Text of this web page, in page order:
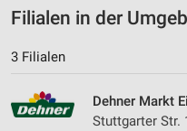
Filialen in der
3 Filialen
Dehner Markt
Stuttgarter Str.
Messung der
Messung der Performance
Analyse von Zielgruppen
Kombinationen von Daten